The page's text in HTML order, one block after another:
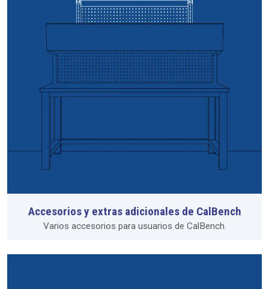
Accesorios y extras adicionales de CalBench
Varios accesorios para usuarios de CalBench.